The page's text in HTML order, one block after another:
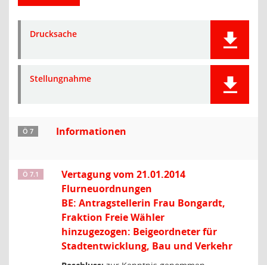
Drucksache
Stellungnahme
Ö 7 Informationen
Ö 7.1
Vertagung vom 21.01.2014
Flurneuordnungen
BE: Antragstellerin Frau Bongardt,
Fraktion Freie Wähler
hinzugezogen: Beigeordneter für
Stadtentwicklung, Bau und Verkehr